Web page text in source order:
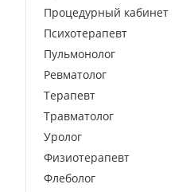
Процедурный кабинет
Психотерапевт
Пульмонолог
Ревматолог
Терапевт
Травматолог
Уролог
Физиотерапевт
Флеболог